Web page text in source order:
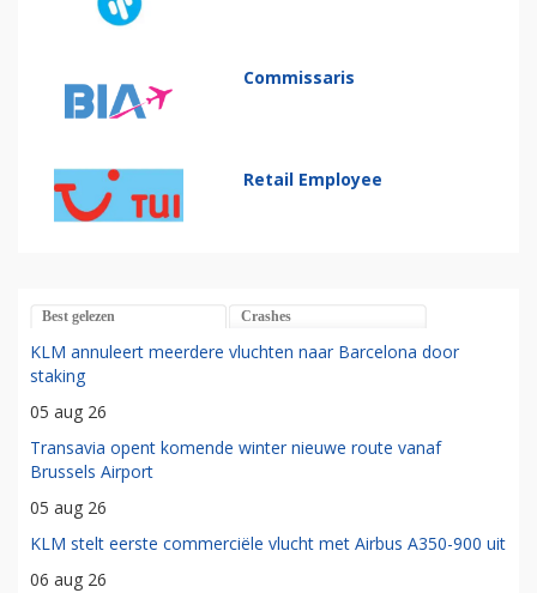
Commissaris
Retail Employee
Best gelezen Crashes
KLM annuleert meerdere vluchten naar Barcelona door
staking
05 aug 26
Transavia opent komende winter nieuwe route vanaf
Brussels Airport
05 aug 26
KLM stelt eerste commerciële vlucht met Airbus A350-900 uit
06 aug 26